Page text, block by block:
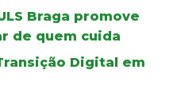
Braga promove
de quem cuida
Digital em